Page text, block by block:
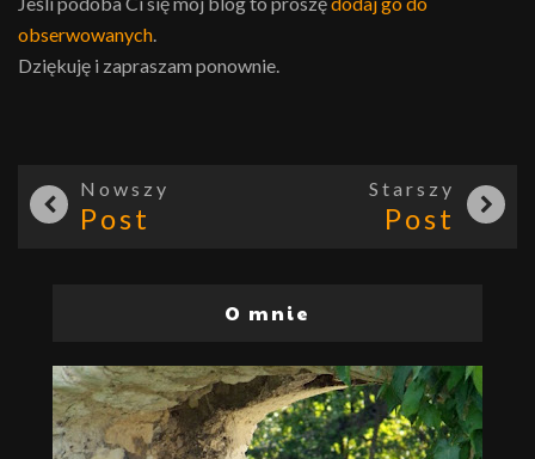
obserwowanych.
Dziękuję i zapraszam ponownie.
Nowszy
Post
Starszy
Post
O mnie